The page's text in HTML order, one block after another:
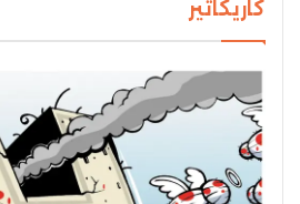
كاريكاتير